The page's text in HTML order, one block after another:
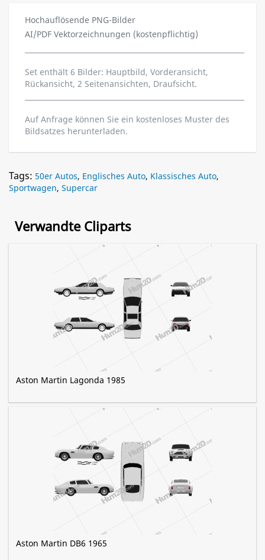
Hochauflösende PNG-Bilder
AI/PDF Vektorzeichnungen (kostenpflichtig)
Set enthält 6 Bilder: Hauptbild, Vorderansicht,
Rückansicht, 2 Seitenansichten, Draufsicht.
Auf Anfrage können Sie ein kostenloses Muster des
Bildsatzes herunterladen.
Tags: 50er Autos, Englisches Auto, Klassisches Auto,
Sportwagen, Supercar
Verwandte Cliparts
Aston Martin Lagonda 1985
Aston Martin DB6 1965